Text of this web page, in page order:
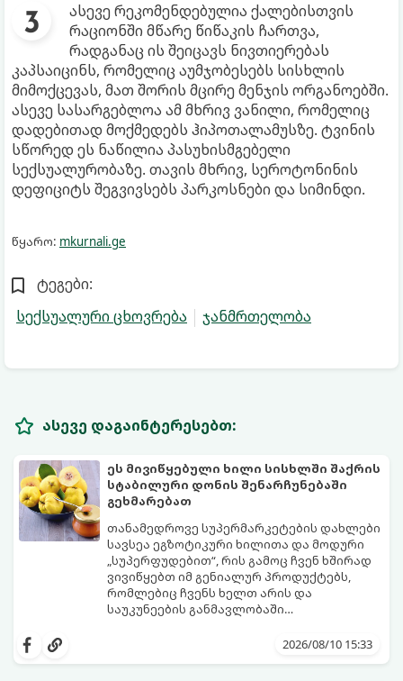
ასევე რეკომენდებულია ქალებისთვის
რაციონში მწარე წიწაკის ჩართვა,
რადგანაც ის შეიცავს ნივთიერებას
კაპსაიცინს, რომელიც აუმჯობესებს სისხლის
მიმოქცევას, მათ შორის მცირე მენჯის ორგანოებში.
ასევე სასარგებლოა ამ მხრივ ვანილი, რომელიც
დადებითად მოქმედებს ჰიპოთალამუსზე. ტვინის
სწორედ ეს ნაწილია პასუხისმგებელი
სექსუალურობაზე. თავის მხრივ, სეროტონინის
დეფიციტს შეგვივსებს პარკოსნები და სიმინდი.
წყარო: mkurnali.ge
ტეგები:
სექსუალური ცხოვრება
ჯანმრთელობა
ასევე დაგაინტერესებთ:
ეს მივიწყებული ხილი სისხლში შაქრის
სტაბილური დონის შენარჩუნებაში
გეხმარებათ
თანამედროვე სუპერმარკეტების დახლები
სავსეა ეგზოტიკური ხილითა და მოდური
„სუპერფუდებით“, რის გამოც ჩვენ ხშირად
ვივიწყებთ იმ გენიალურ პროდუქტებს,
რომლებიც ჩვენს ხელთ არის და
საუკუნეების განმავლობაში
ერთი ასეთი უსამართლოდ მივიწყებული
ზედმეტად მყარ ან მჟავე პროდუქტად
2026/08/10 15:33